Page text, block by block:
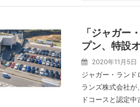
「ジャガー
プン、特設
2020年11月5日
ジャガー・ランド
ランズ株式会社が
ドコースと認定